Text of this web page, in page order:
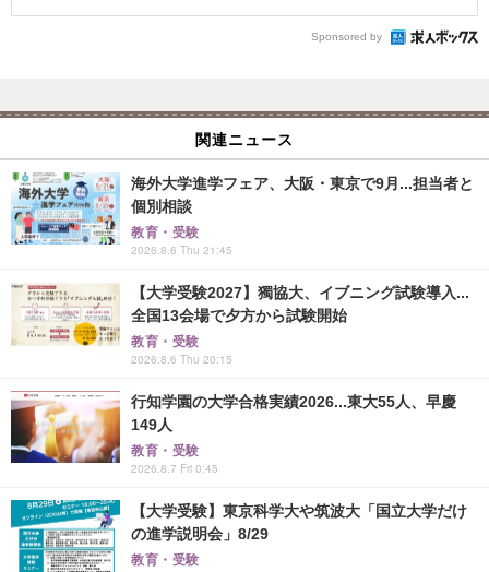
Sponsored by
関連ニュース
海外大学進学フェア、大阪・東京で9月...担当者と
個別相談
教育・受験
2026.8.6 Thu 21:45
【大学受験2027】獨協大、イブニング試験導入...
全国13会場で夕方から試験開始
教育・受験
2026.8.6 Thu 20:15
行知学園の大学合格実績2026...東大55人、早慶
149人
教育・受験
2026.8.7 Fri 0:45
【大学受験】東京科学大や筑波大「国立大学だけ
の進学説明会」8/29
教育・受験